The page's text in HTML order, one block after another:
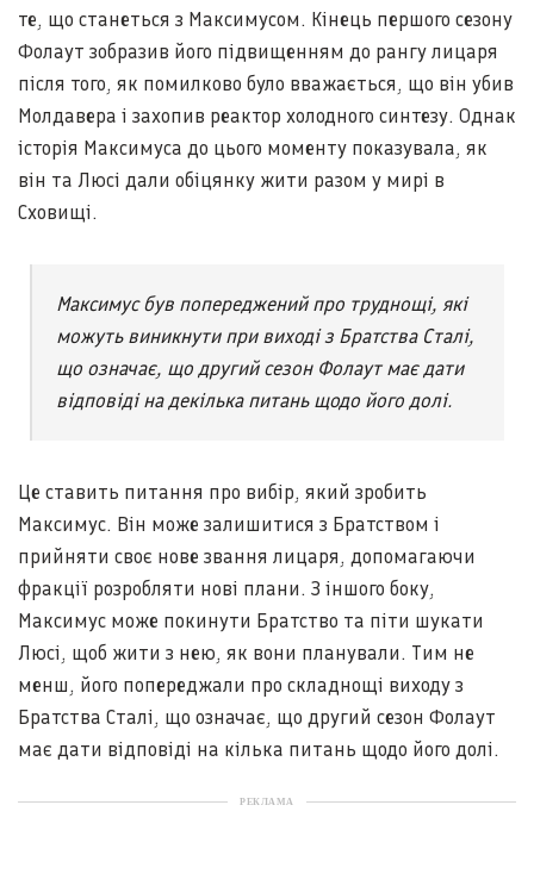
те, що станеться з Максимусом. Кінець першого сезону
Фолаут зобразив його підвищенням до рангу лицаря
після того, як помилково було вважається, що він убив
Молдавера і захопив реактор холодного синтезу. Однак
історія Максимуса до цього моменту показувала, як
він та Люсі дали обіцянку жити разом у мирі в
Сховищі.
Максимус був попереджений про труднощі, які
можуть виникнути при виході з Братства Сталі,
що означає, що другий сезон Фолаут має дати
відповіді на декілька питань щодо його долі.
Це ставить питання про вибір, який зробить
Максимус. Він може залишитися з Братством і
прийняти своє нове звання лицаря, допомагаючи
фракції розробляти нові плани. З іншого боку,
Максимус може покинути Братство та піти шукати
Люсі, щоб жити з нею, як вони планували. Тим не
менш, його попереджали про складнощі виходу з
Братства Сталі, що означає, що другий сезон Фолаут
має дати відповіді на кілька питань щодо його долі.
РЕКЛАМА